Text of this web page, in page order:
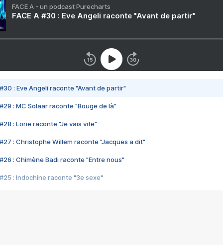
FACE A - un podcast Purecharts
FACE A #30 : Eve Angeli raconte "Avant de partir"
#30 : Eve Angeli raconte "Avant de partir"
#29 : MC Solaar raconte "Bouge de là"
#28 : Lorie raconte "Je vais vite"
#27 : Christophe Willem raconte "Jacques a dit"
#26 : Chimène Badi raconte "Entre nous"
#25 : Indochine raconte "3e sexe"